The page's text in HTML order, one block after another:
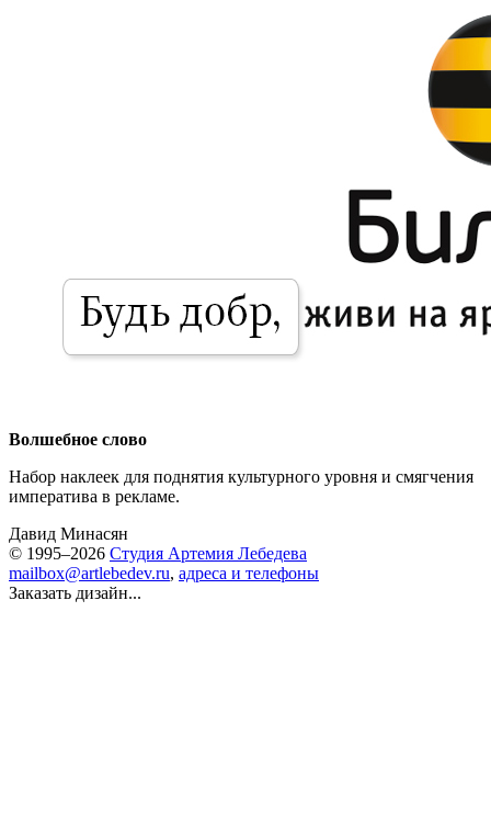
Волшебное слово
Набор наклеек для поднятия культурного уровня и смягчения
императива в рекламе.
Давид Минасян
© 1995–2026 Студия Артемия Лебедева
mailbox@artlebedev.ru, адреса и телефоны
Заказать дизайн...